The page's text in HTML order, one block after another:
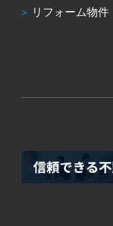
リフォーム物件